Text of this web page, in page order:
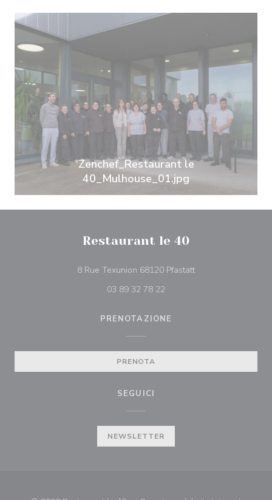
Zenchef_Restaurant le
40_Mulhouse_01.jpg
Restaurant le 40
8 Rue Texunion 68120 Pfastatt((apre una nuova
03 89 32 78 22
PRENOTAZIONE
PRENOTA
SEGUICI
NEWSLETTER